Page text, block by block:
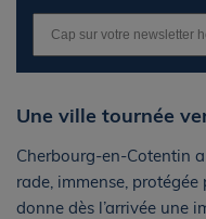
Une ville tournée
Cherbourg-en-Cotentin
rade, immense,
donne dès l’arrivée une